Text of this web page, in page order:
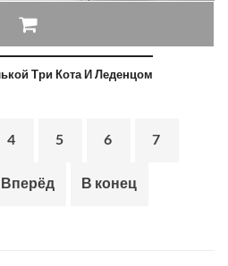
Три Кота И Леденцом
4 5 6 7
Вперёд В конец